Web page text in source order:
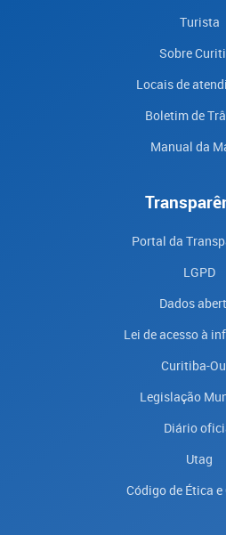
Turista
Sobre
Locais de
Boletim de
Manual da
Portal da
LGPD
Dados
Lei de acesso à
Curitiba-
Legislação
Diário
Utag
Código de Ética